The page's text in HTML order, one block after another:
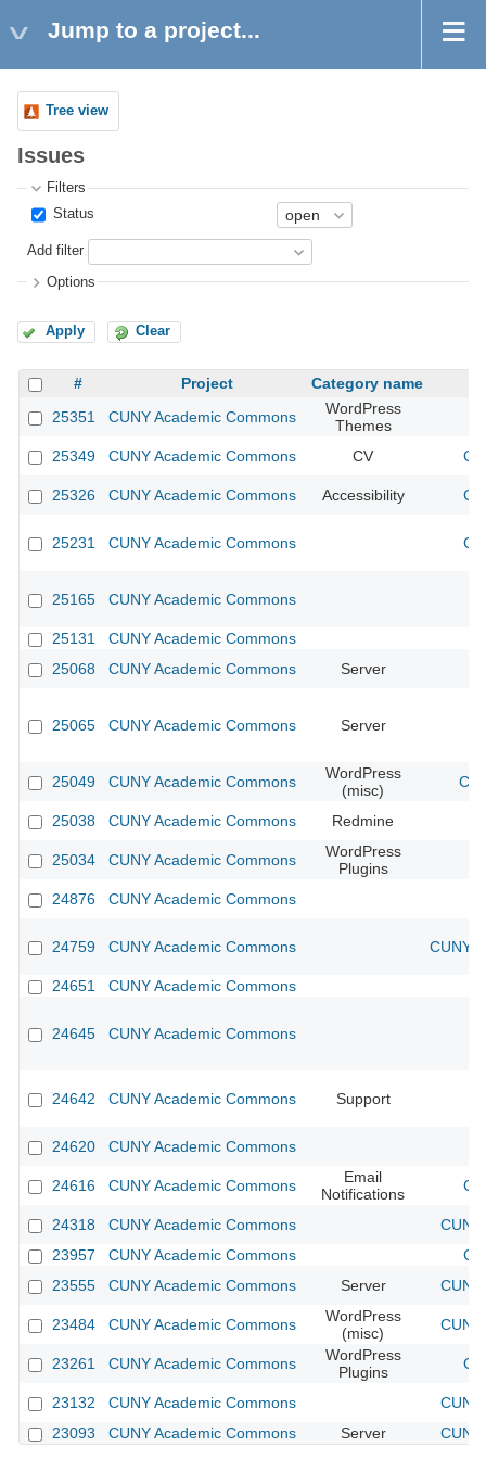
Jump to a project...
Tree view
Issues
Filters
Status
Add filter
Options
Apply Clear
# Project
Category name
25351
CUNY Academic Commons
WordPress
Themes
25349
CUNY Academic Commons CV
25326 CUNY Academic Commons Accessibility
25231 CUNY Academic Commons
25165 CUNY Academic Commons
25131
CUNY Academic Commons
25068
CUNY Academic Commons Server
25065 CUNY Academic Commons Server
25049 CUNY Academic Commons
WordPress
(misc)
25038 CUNY Academic Commons Redmine
25034 CUNY Academic Commons
WordPress
Plugins
24876
CUNY Academic Commons
24759 CUNY Academic Commons CUNY
24651 CUNY Academic Commons
24645 CUNY Academic Commons
24642 CUNY Academic Commons Support
24620 CUNY Academic Commons
24616 CUNY Academic Commons
Email
Notifications
24318 CUNY Academic Commons
23957
CUNY Academic Commons
23555
CUNY Academic Commons Server
23484 CUNY Academic Commons
WordPress
(misc)
23261 CUNY Academic Commons
WordPress
Plugins
23132 CUNY Academic Commons
23093
CUNY Academic Commons Server